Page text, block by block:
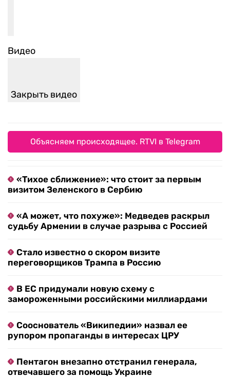
Видео
Закрыть видео
Объясняем происходящее. RTVI в Telegram
«Тихое сближение»: что стоит за первым
визитом Зеленского в Сербию
«А может, что похуже»: Медведев раскрыл
судьбу Армении в случае разрыва с Россией
Стало известно о скором визите
переговорщиков Трампа в Россию
В ЕС придумали новую схему с
замороженными российскими миллиардами
Сооснователь «Википедии» назвал ее
рупором пропаганды в интересах ЦРУ
Пентагон внезапно отстранил генерала,
отвечавшего за помощь Украине